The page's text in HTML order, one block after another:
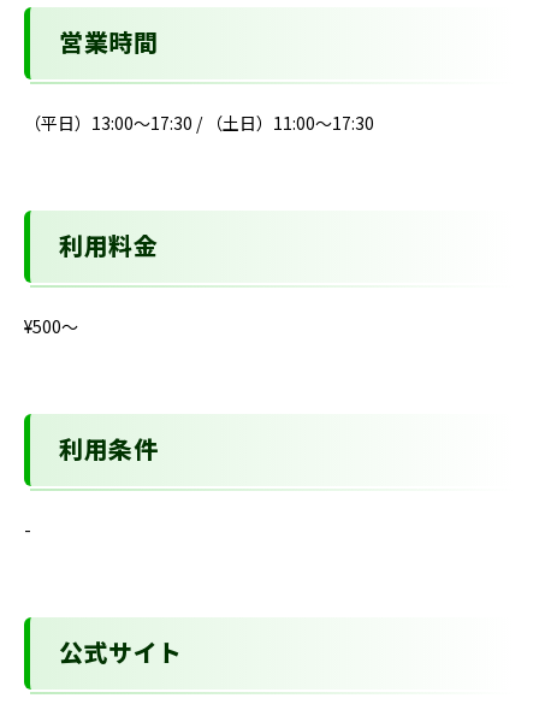
営業時間
（平日）13:00～17:30 / （土日）11:00～17:30
利用料金
¥500〜
利用条件
-
公式サイト